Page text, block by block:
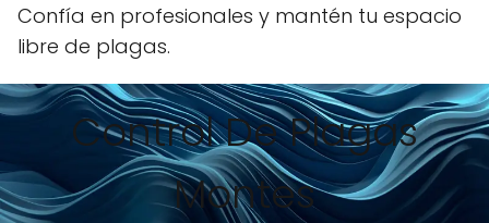
Confía en profesionales y mantén tu espacio
libre de plagas.
Control De Plagas
Montes